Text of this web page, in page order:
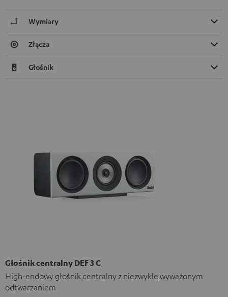
Wymiary
Złącza
Głośnik
Głośnik centralny DEF 3 C
High-endowy głośnik centralny z niezwykle wyważonym
odtwarzaniem